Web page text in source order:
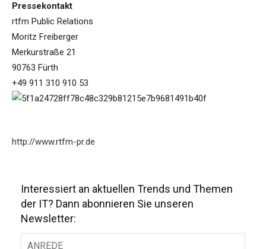
Pressekontakt
rtfm Public Relations
Moritz Freiberger
Merkurstraße 21
90763 Fürth
+49 911 310 910 53
http://www.rtfm-pr.de
Interessiert an aktuellen Trends und Themen
der IT? Dann abonnieren Sie unseren
Newsletter: